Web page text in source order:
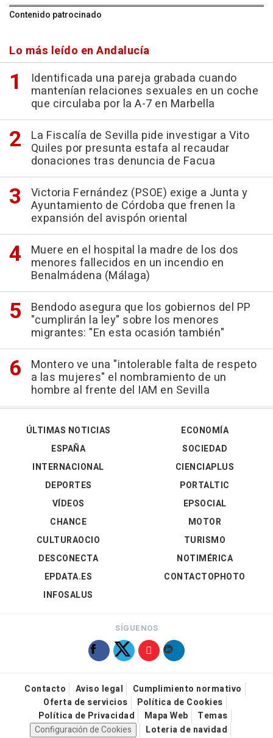
Contenido patrocinado
Lo más leído en Andalucía
Identificada una pareja grabada cuando
mantenían relaciones sexuales en un coche
que circulaba por la A-7 en Marbella
La Fiscalía de Sevilla pide investigar a Vito
Quiles por presunta estafa al recaudar
donaciones tras denuncia de Facua
Victoria Fernández (PSOE) exige a Junta y
Ayuntamiento de Córdoba que frenen la
expansión del avispón oriental
Muere en el hospital la madre de los dos
menores fallecidos en un incendio en
Benalmádena (Málaga)
Bendodo asegura que los gobiernos del PP
"cumplirán la ley" sobre los menores
migrantes: "En esta ocasión también"
Montero ve una "intolerable falta de respeto
a las mujeres" el nombramiento de un
hombre al frente del IAM en Sevilla
ÚLTIMAS NOTICIAS
ESPAÑA
INTERNACIONAL
DEPORTES
VÍDEOS
ECONOMÍA
SOCIEDAD
CIENCIAPLUS
PORTALTIC
EPSOCIAL
CHANCE
CULTURAOCIO
DESCONECTA
EPDATA.ES
INFOSALUS
MOTOR
TURISMO
NOTIMÉRICA
CONTACTOPHOTO
SÍGUENOS
Contacto Aviso legal
Cumplimiento normativo
Oferta de servicios
Política de Cookies
Política de Privacidad
Mapa Web
Temas
Configuración de Cookies
Loteria de navidad